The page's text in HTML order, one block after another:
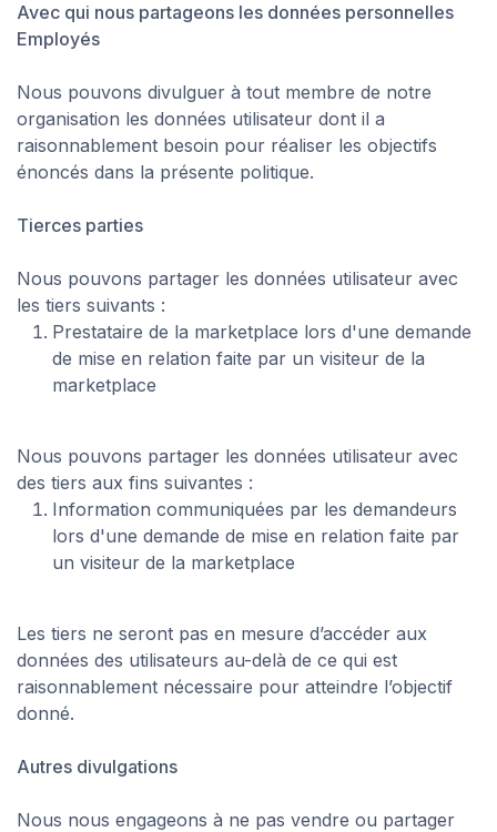
Avec qui nous partageons les données personnelles
Employés
Nous pouvons divulguer à tout membre de notre
organisation les données utilisateur dont il a
raisonnablement besoin pour réaliser les objectifs
énoncés dans la présente politique.
Tierces parties
Nous pouvons partager les données utilisateur avec
les tiers suivants :
Prestataire de la marketplace lors d'une demande
de mise en relation faite par un visiteur de la
marketplace
Nous pouvons partager les données utilisateur avec
des tiers aux fins suivantes :
Information communiquées par les demandeurs
lors d'une demande de mise en relation faite par
un visiteur de la marketplace
Les tiers ne seront pas en mesure d’accéder aux
données des utilisateurs au-delà de ce qui est
raisonnablement nécessaire pour atteindre l’objectif
donné.
Autres divulgations
Nous nous engageons à ne pas vendre ou partager